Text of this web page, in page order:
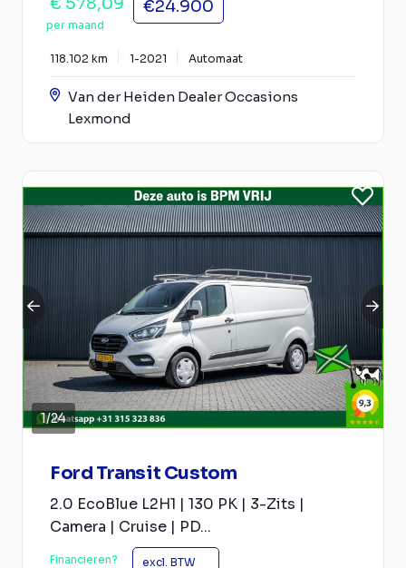
per maand
€24.900
118.102 km 1-2021 Automaat
Van der Heiden Dealer Occasions
Lexmond
1/24
Ford Transit Custom
2.0 EcoBlue L2H1 | 130 PK | 3-Zits |
Camera | Cruise | PD...
Financieren? excl. BTW